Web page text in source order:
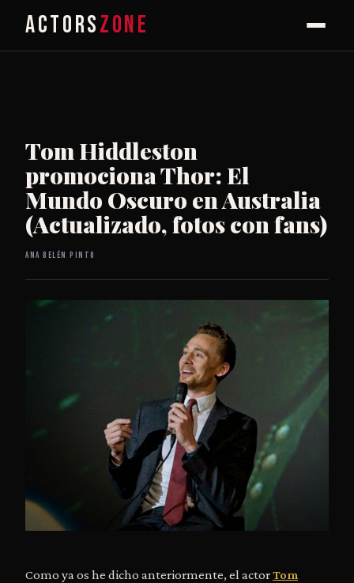
ACTORSZONE
Tom Hiddleston
promociona Thor: El
Mundo Oscuro en Australia
(Actualizado, fotos con fans)
Ana Belén Pinto
Como ya os he dicho anteriormente, el actorTom